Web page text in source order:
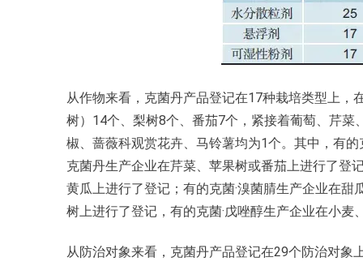
从作物来看，克菌丹产品登记在17种栽培类型上
树）14个、梨树8个、番茄7个，紧接着葡萄、芹
椒、蔷薇科观赏花卉、马铃薯均为1个。其中，有
克菌丹生产企业在芹菜、苹果树或番茄上进行了登
黄瓜上进行了登记；有的克菌·溴菌腈生产企业在
树上进行了登记，有的克菌·戊唑醇生产企业在小
从防治对象来看，克菌丹产品登记在29个防治对